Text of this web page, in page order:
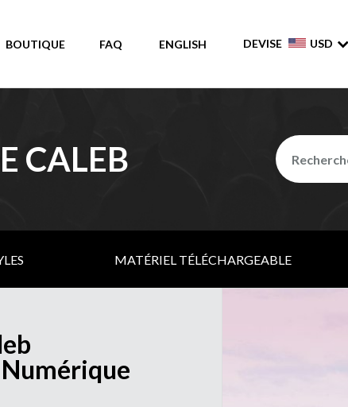
BOUTIQUE FAQ ENGLISH DEVISE USD
CALEB
MATÉRIEL TÉLÉCHARGEABLE